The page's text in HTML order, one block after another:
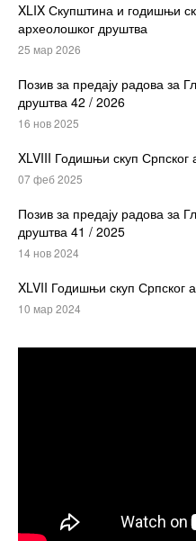
XLIX Скупштина и годишњи
археолошког друштва
25 мар 2026
Позив за предају радова за
друштва 42 / 2026
16 нов 2025
XLVIII Годишњи скуп Српског
07 феб 2025
Позив за предају радова за
друштва 41 / 2025
14 нов 2024
XLVII Годишњи скуп Српског
10 мар 2024